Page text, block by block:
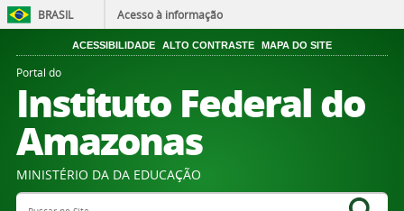
BRASIL Acesso à informação
ACESSIBILIDADE ALTO CONTRASTE MAPA DO SITE
Portal do
Instituto Federal do
Amazonas
MINISTÉRIO DA DA EDUCAÇÃO
Search Site